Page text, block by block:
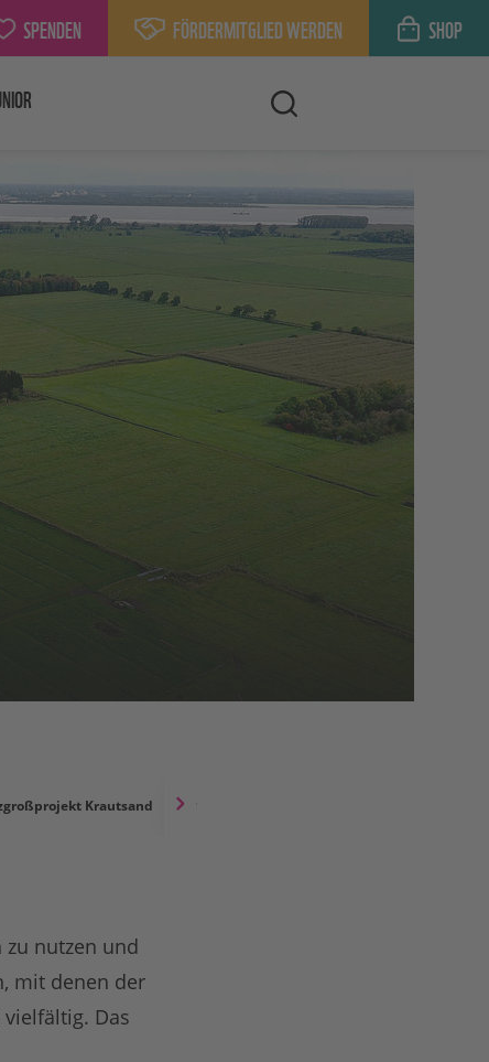
SPENDEN FÖRDERMITGLIED WERDEN SHOP
Krautsand
zu nutzen und
mit denen der
Das